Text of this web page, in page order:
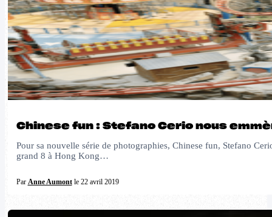
Chinese fun : Stefano Cerio nous
Pour sa nouvelle série de photographies, Chinese fun, Stefano
grand 8 à Hong Kong…
Par Anne Aumontle 22 avril 2019